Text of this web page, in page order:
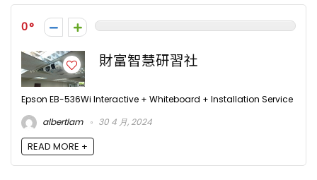
0
財富智慧研習社
Epson EB-536Wi Interactive + Whiteboard + Installation Service
albertlam
30 4 月, 2024
READ MORE +